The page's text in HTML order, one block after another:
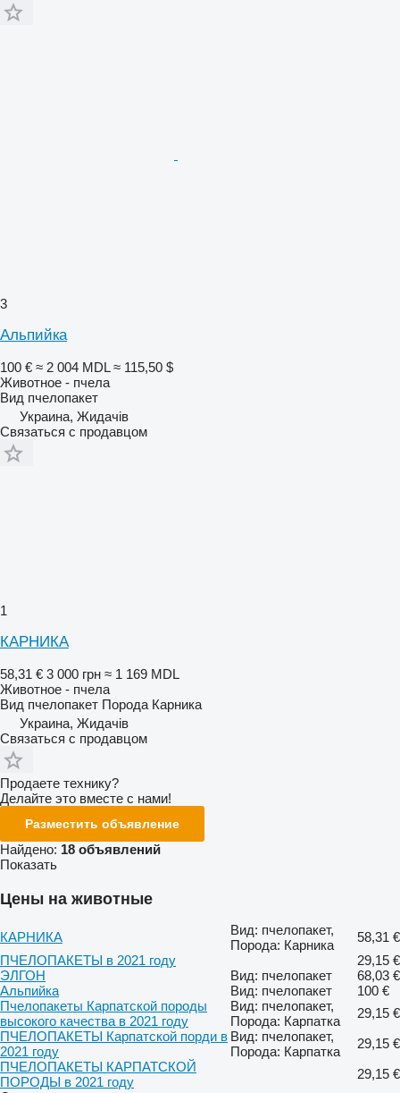
3
Альпийка
100 € ≈ 2 004 MDL ≈ 115,50 $
Животное - пчела
Вид пчелопакет
Украина, Жидачів
Связаться с продавцом
1
КАРНИКА
58,31 € 3 000 грн ≈ 1 169 MDL
Животное - пчела
Вид пчелопакет Порода Карника
Украина, Жидачів
Связаться с продавцом
Продаете технику?
Делайте это вместе с нами!
Разместить объявление
Найдено: 18 объявлений
Показать
Цены на животные
КАРНИКА
Вид: пчелопакет,
Порода: Карника
58,31 €
ПЧЕЛОПАКЕТЫ в 2021 году
29,15 €
ЭЛГОН
Вид: пчелопакет
68,03 €
Альпийка
Вид: пчелопакет
100 €
Пчелопакеты Карпатской породы
высокого качества в 2021 году
Вид: пчелопакет,
Порода: Карпатка
29,15 €
ПЧЕЛОПАКЕТЫ Карпатской порди в
2021 году
Вид: пчелопакет,
Порода: Карпатка
29,15 €
ПЧЕЛОПАКЕТЫ КАРПАТСКОЙ
ПОРОДЫ в 2021 году
29,15 €